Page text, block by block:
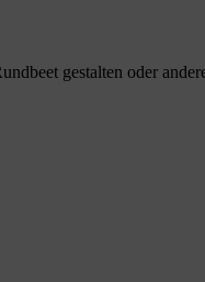
gestalten oder